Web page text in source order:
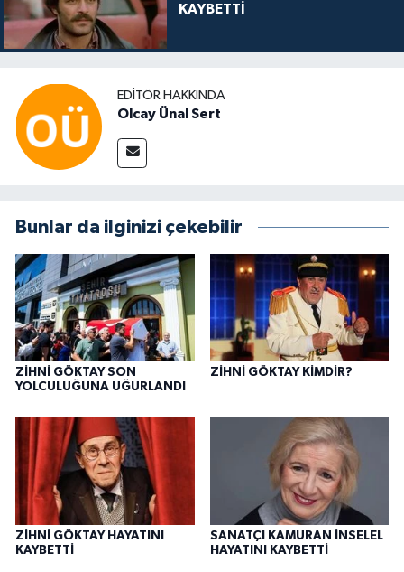
KAYBETTİ
EDITÖR HAKKINDA
Olcay Ünal Sert
Bunlar da ilginizi çekebilir
ZİHNİ GÖKTAY SON
YOLCULUĞUNA UĞURLANDI
ZİHNİ GÖKTAY KİMDİR?
ZİHNİ GÖKTAY HAYATINI
KAYBETTİ
SANATÇI KAMURAN İNSELEL
HAYATINI KAYBETTİ